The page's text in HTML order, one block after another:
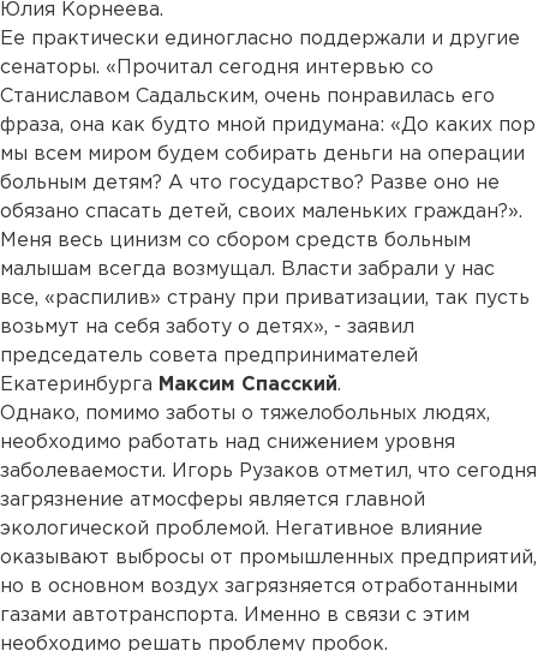
Юлия Корнеева.
Ее практически единогласно поддержали и другие
сенаторы. «Прочитал сегодня интервью со
Станиславом Садальским, очень понравилась его
фраза, она как будто мной придумана: «До каких пор
мы всем миром будем собирать деньги на операции
больным детям? А что государство? Разве оно не
обязано спасать детей, своих маленьких граждан?».
Меня весь цинизм со сбором средств больным
малышам всегда возмущал. Власти забрали у нас
все, «распилив» страну при приватизации, так пусть
возьмут на себя заботу о детях», - заявил
председатель совета предпринимателей
Екатеринбурга Максим Спасский.
Однако, помимо заботы о тяжелобольных людях,
необходимо работать над снижением уровня
заболеваемости. Игорь Рузаков отметил, что сегодня
загрязнение атмосферы является главной
экологической проблемой. Негативное влияние
оказывают выбросы от промышленных предприятий,
но в основном воздух загрязняется отработанными
газами автотранспорта. Именно в связи с этим
необходимо решать проблему пробок.